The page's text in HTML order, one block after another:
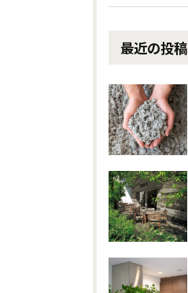
最近の投稿